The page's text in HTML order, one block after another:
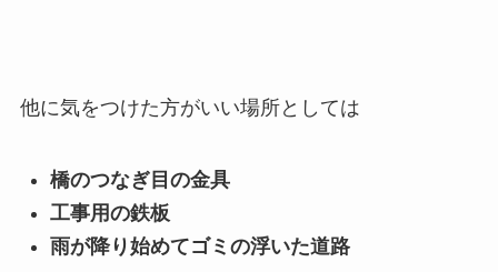
他に気をつけた方がいい場所としては
橋のつなぎ目の金具
工事用の鉄板
雨が降り始めてゴミの浮いた道路